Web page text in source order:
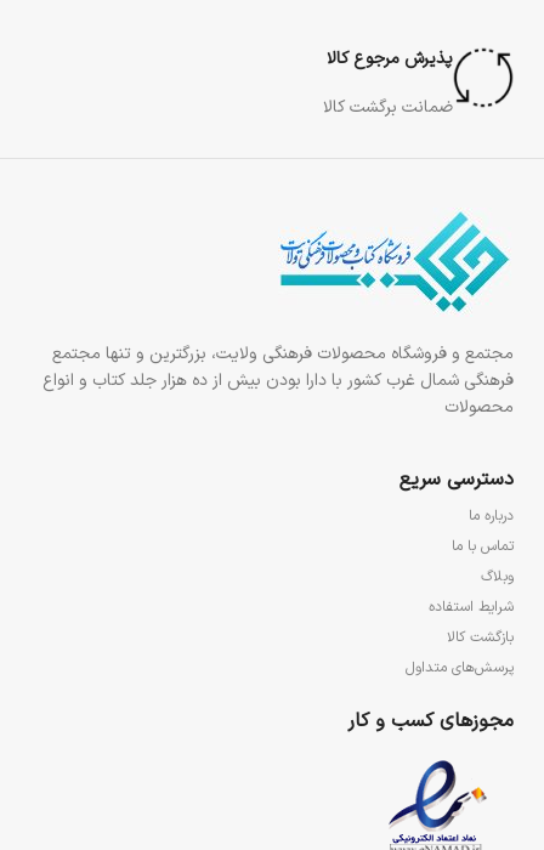
پذیرش مرجوع کالا
ضمانت برگشت کالا
مجتمع و فروشگاه محصولات فرهنگی ولایت، بزرگترین و تنها مجتمع
فرهنگی شمال غرب کشور با دارا بودن بیش از ده هزار جلد کتاب و انواع
محصولات
دسترسی سریع
درباره ما
تماس با ما
وبلاگ
شرایط استفاده
بازگشت کالا
پرسش‌های متداول
مجوزهای کسب و کار